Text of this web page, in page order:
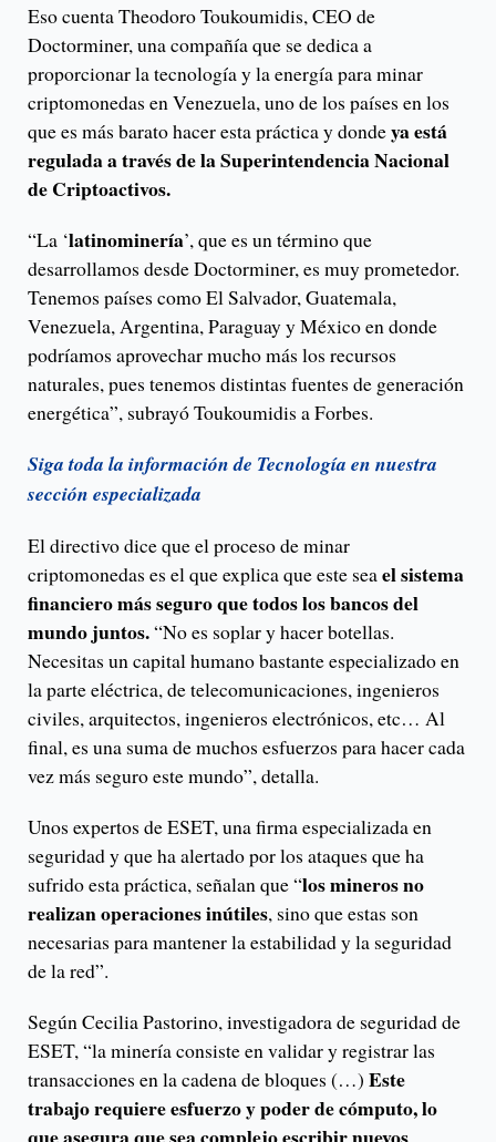
Eso cuenta Theodoro Toukoumidis, CEO de
Doctorminer, una compañía que se dedica a
proporcionar la tecnología y la energía para minar
criptomonedas en Venezuela, uno de los países en los
que es más barato hacer esta práctica y dondeya está
regulada a través de la Superintendencia Nacional
de Criptoactivos.
“La ‘latinominería’, que es un término que
desarrollamos desde Doctorminer, es muy prometedor.
Tenemos países como El Salvador, Guatemala,
Venezuela, Argentina, Paraguay y México en donde
podríamos aprovechar mucho más los recursos
naturales, pues tenemos distintas fuentes de generación
energética”, subrayó Toukoumidis a Forbes.
Siga toda la información de Tecnología en nuestra
sección especializada
El directivo dice que el proceso de minar
criptomonedas es el que explica que este seael sistema
financiero más seguro que todos los bancos del
mundo juntos.“No es soplar y hacer botellas.
Necesitas un capital humano bastante especializado en
la parte eléctrica, de telecomunicaciones, ingenieros
civiles, arquitectos, ingenieros electrónicos, etc… Al
final, es una suma de muchos esfuerzos para hacer cada
vez más seguro este mundo”, detalla.
Unos expertos de ESET, una firma especializada en
seguridad y que ha alertado por los ataques que ha
sufrido esta práctica, señalan que “los mineros no
realizan operaciones inútiles, sino que estas son
necesarias para mantener la estabilidad y la seguridad
de la red”.
Según Cecilia Pastorino, investigadora de seguridad de
ESET, “la minería consiste en validar y registrar las
transacciones en la cadena de bloques (…) Este
trabajo requiere esfuerzo y poder de cómputo, lo
que asegura que sea complejo escribir nuevos